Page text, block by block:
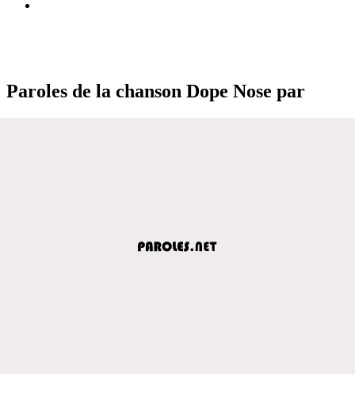
Paroles de la chanson Dope Nose par